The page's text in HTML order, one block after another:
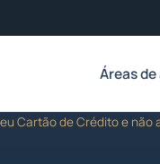
Áreas
Cartão de Crédito e não